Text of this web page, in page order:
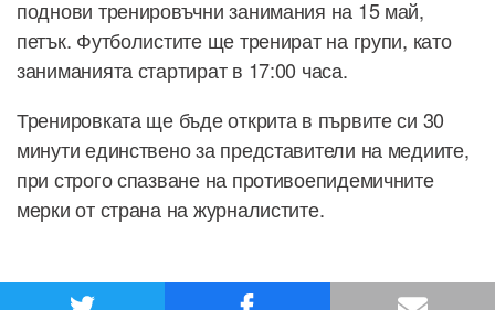
поднови тренировъчни занимания на 15 май,
петък. Футболистите ще тренират на групи, като
заниманията стартират в 17:00 часа.
Тренировката ще бъде открита в първите си 30
минути единствено за представители на медиите,
при строго спазване на противоепидемичните
мерки от страна на журналистите.